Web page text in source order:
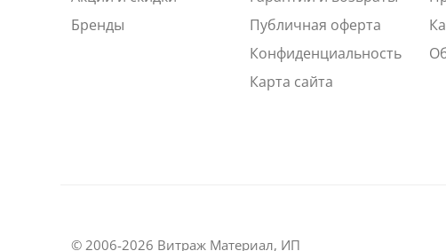
Бренды
Публичная оферта
Конфиденциальность
Карта сайта
© 2006-2026 Витраж Материал, ИП